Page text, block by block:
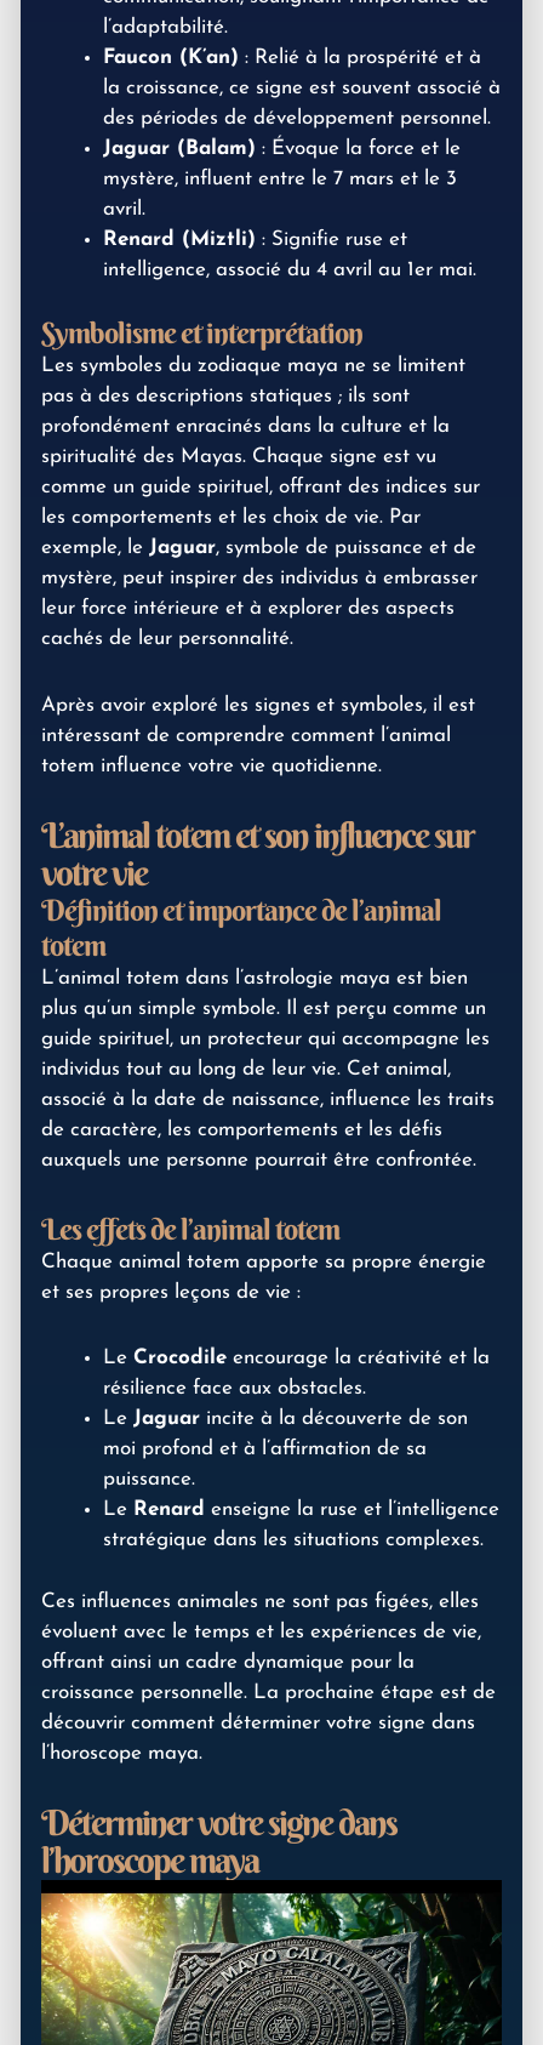
l’adaptabilité.
Faucon (K’an) : Relié à la prospérité et à
la croissance, ce signe est souvent associé à
des périodes de développement personnel.
Jaguar (Balam) : Évoque la force et le
mystère, influent entre le 7 mars et le 3
avril.
Renard (Miztli) : Signifie ruse et
intelligence, associé du 4 avril au 1er mai.
Symbolisme et interprétation
Les symboles du zodiaque maya ne se limitent
pas à des descriptions statiques ; ils sont
profondément enracinés dans la culture et la
spiritualité des Mayas. Chaque signe est vu
comme un guide spirituel, offrant des indices sur
les comportements et les choix de vie. Par
exemple, le Jaguar, symbole de puissance et de
mystère, peut inspirer des individus à embrasser
leur force intérieure et à explorer des aspects
cachés de leur personnalité.
Après avoir exploré les signes et symboles, il est
intéressant de comprendre comment l’animal
totem influence votre vie quotidienne.
L’animal totem et son influence sur
votre vie
Définition et importance de l’animal
totem
L’animal totem dans l’astrologie maya est bien
plus qu’un simple symbole. Il est perçu comme un
guide spirituel, un protecteur qui accompagne les
individus tout au long de leur vie. Cet animal,
associé à la date de naissance, influence les traits
de caractère, les comportements et les défis
auxquels une personne pourrait être confrontée.
Les effets de l’animal totem
Chaque animal totem apporte sa propre énergie
et ses propres leçons de vie :
Le Crocodile encourage la créativité et la
résilience face aux obstacles.
Le Jaguar incite à la découverte de son
moi profond et à l’affirmation de sa
puissance.
Le Renard enseigne la ruse et l’intelligence
stratégique dans les situations complexes.
Ces influences animales ne sont pas figées, elles
évoluent avec le temps et les expériences de vie,
offrant ainsi un cadre dynamique pour la
croissance personnelle. La prochaine étape est de
découvrir comment déterminer votre signe dans
l’horoscope maya.
Déterminer votre signe dans
l’horoscope maya